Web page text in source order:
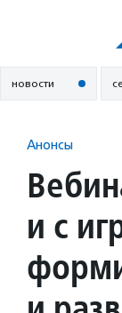
новости
Анонсы
и с